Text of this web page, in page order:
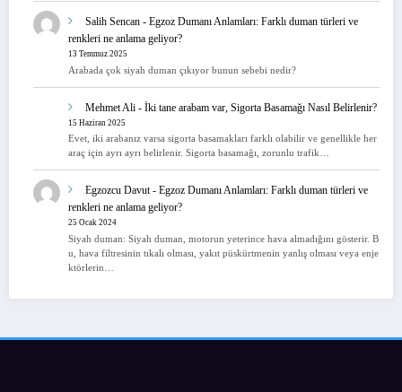
Salih Sencan - Egzoz Dumanı Anlamları: Farklı duman türleri ve
renkleri ne anlama geliyor?
13 Temmuz 2025
Arabada çok siyah duman çıkıyor bunun sebebi nedir?
Mehmet Ali - İki tane arabam var, Sigorta Basamağı Nasıl Belirlenir?
15 Haziran 2025
Evet, iki arabanız varsa sigorta basamakları farklı olabilir ve genellikle her
araç için ayrı ayrı belirlenir. Sigorta basamağı, zorunlu trafik…
Egzozcu Davut- Egzoz Dumanı Anlamları: Farklı duman türleri ve
renkleri ne anlama geliyor?
25 Ocak 2024
Siyah duman: Siyah duman, motorun yeterince hava almadığını gösterir. B
u, hava filtresinin tıkalı olması, yakıt püskürtmenin yanlış olması veya enje
ktörlerin…